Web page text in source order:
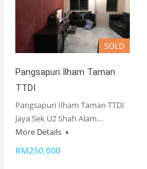
SOLD
Pangsapuri Ilham Taman
TTDI
Pangsapuri Ilham Taman TTDI
Jaya Sek U2 Shah Alam…
More Details
RM250,000